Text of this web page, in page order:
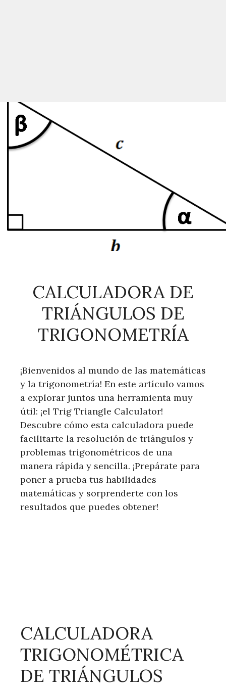
CALCULADORA DE
TRIÁNGULOS DE
TRIGONOMETRÍA
¡Bienvenidos al mundo de las matemáticas
y la trigonometría! En este artículo vamos
a explorar juntos una herramienta muy
útil: ¡el Trig Triangle Calculator!
Descubre cómo esta calculadora puede
facilitarte la resolución de triángulos y
problemas trigonométricos de una
manera rápida y sencilla. ¡Prepárate para
poner a prueba tus habilidades
matemáticas y sorprenderte con los
resultados que puedes obtener!
CALCULADORA
TRIGONOMÉTRICA
DE TRIÁNGULOS